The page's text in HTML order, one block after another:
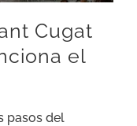
Cugat
el
pasos del